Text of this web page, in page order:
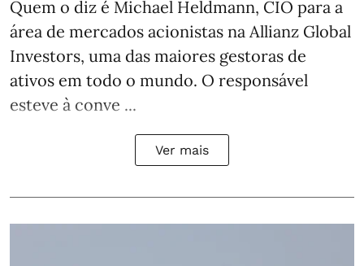
Quem o diz é Michael Heldmann, CIO para a
área de mercados acionistas na Allianz Global
Investors, uma das maiores gestoras de
ativos em todo o mundo. O responsável
esteve à conve ...
Ver mais